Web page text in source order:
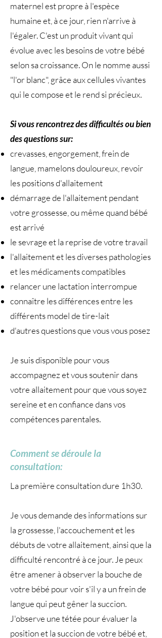
maternel est propre à l'espèce
humaine et, à ce jour, rien n'arrive à
l'égaler. C'est un produit vivant qui
évolue avec les besoins de votre bébé
selon sa croissance. On le nomme aussi
"l'or blanc", grâce aux cellules vivantes
qui le compose et le rend si précieux.
Si vous rencontrez des difficultés ou bien
des questions sur:
crevasses, engorgement, frein de
langue, mamelons douloureux, revoir
les positions d'allaitement
démarrage de l'allaitement pendant
votre grossesse, ou même quand bébé
est arrivé
le sevrage et la reprise de votre travail
l'allaitement et les diverses pathologies
et les médicaments compatibles
relancer une lactation interrompue
connaître les différences entre les
différents model de tire-lait
d'autres questions que vous vous posez
Je suis disponible pour vous
accompagnez et vous soutenir dans
votre allaitement pour que vous soyez
sereine et en confiance dans vos
compétences parentales.
Comment se déroule la
consultation:
La première consultation dure 1h30.
Je vous demande des informations sur
la grossesse, l'accouchement et les
débuts de votre allaitement, ainsi que la
difficulté rencontré à ce jour. Je peux
être amener à observer la bouche de
votre bébé pour voir s'il y a un frein de
langue qui peut gêner la succion.
J'observe une tétée pour évaluer la
position et la succion de votre bébé et,